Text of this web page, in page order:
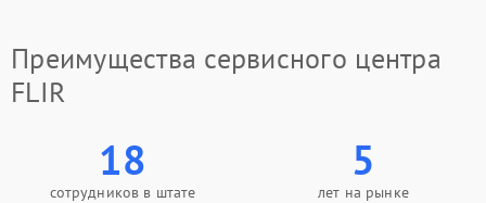
Преимущества сервисного центра
FLIR
18
сотрудников в штате
5
лет на рынке